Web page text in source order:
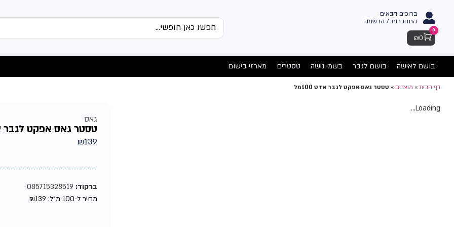
ברוכים הבאים
התחברות / הרשמה
Cart
0
₪0
בושם לאישה בושם לגבר בשמי נישה טסטרים מארזי בישום
דף הבית» מוצרים» טסטר גאס אפקט לגבר אדט 100מל
Loading...
גאס
טסטר גאס אפקט לגבר אדט
₪139
ברקוד:
מחיר ל-100 מ"ל:
₪139